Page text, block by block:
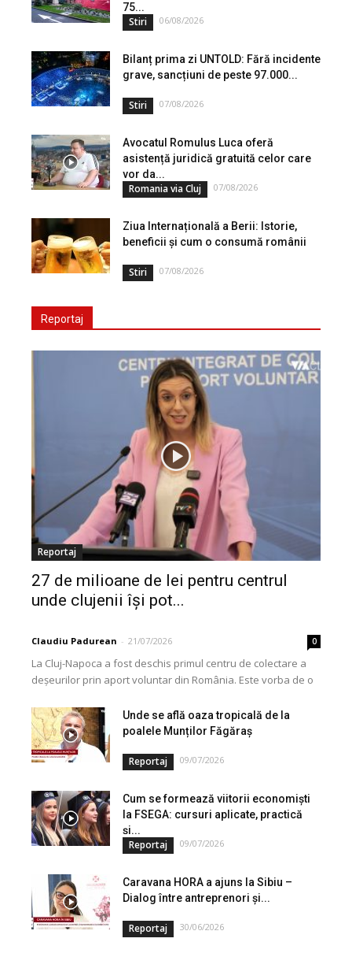
75...
Stiri 06/08/2026
Bilanț prima zi UNTOLD: Fără incidente
grave, sancțiuni de peste 97.000...
Stiri 07/08/2026
Avocatul Romulus Luca oferă
asistență juridică gratuită celor care
vor da...
Romania via Cluj 07/08/2026
Ziua Internațională a Berii: Istorie,
beneficii și cum o consumă românii
Stiri 07/08/2026
Reportaj
Reportaj
27 de milioane de lei pentru centrul
unde clujenii își pot...
Claudiu Padurean - 21/07/2026 0
La Cluj-Napoca a fost deschis primul centru de colectare a
deșeurilor prin aport voluntar din România. Este vorba de o
Unde se află oaza tropicală de la
poalele Munților Făgăraș
Reportaj 09/07/2026
Cum se formează viitorii economiști
la FSEGA: cursuri aplicate, practică
și...
Reportaj 09/07/2026
Caravana HORA a ajuns la Sibiu –
Dialog între antreprenori și...
Reportaj 30/06/2026